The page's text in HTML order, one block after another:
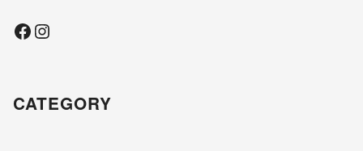
Facebook Instagram
CATEGORY